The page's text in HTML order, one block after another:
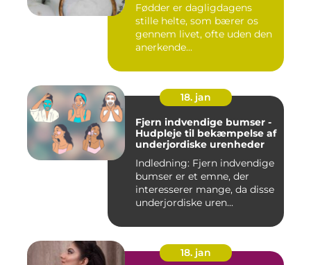
Fødder er dagligdagens
stille helte, som bærer os
gennem livet, ofte uden den
anerkende...
18. jan
Fjern indvendige bumser -
Hudpleje til bekæmpelse af
underjordiske urenheder
Indledning: Fjern indvendige
bumser er et emne, der
interesserer mange, da disse
underjordiske uren...
18. jan